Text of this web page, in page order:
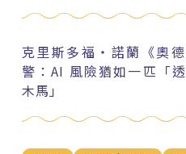
克里斯多福・諾蘭《奧
警：AI 風險猶如一匹「
木馬」